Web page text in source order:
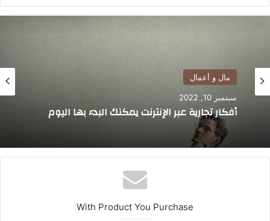
مال و أعمال
سبتمبر 10, 2022
أفكار تجارية عبر الإنترنت يمكنك البدء بها اليوم
With Product You Purchase